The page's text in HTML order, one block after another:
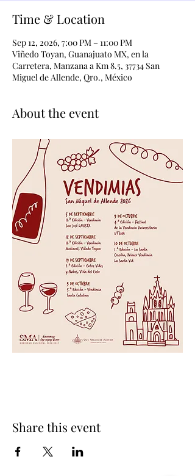
Time & Location
Sep 12, 2026, 7:00 PM – 11:00 PM
Viñedo Toyan, Guanajuato MX, en la
Carretera, Manzana a Km 8.5, 37734 San
Miguel de Allende, Qro., México
About the event
Share this event